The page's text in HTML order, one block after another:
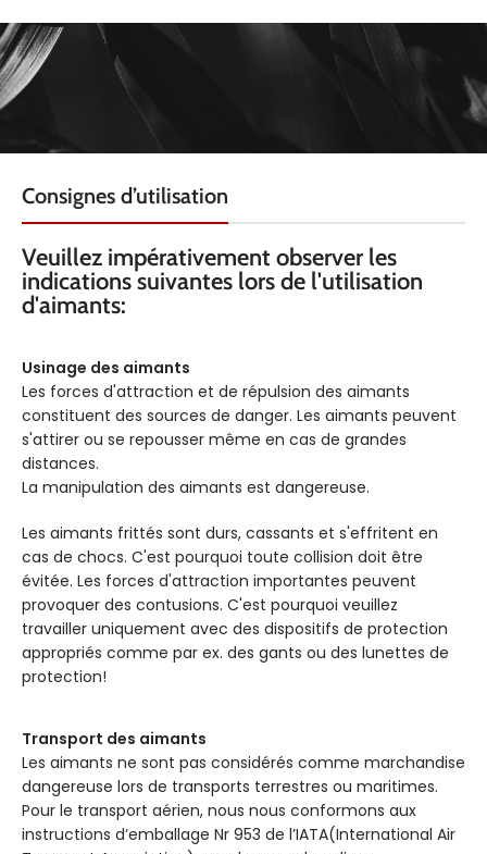
Consignes d’utilisation
Veuillez impérativement observer les
indications suivantes lors de l'utilisation
d'aimants:
Usinage des aimants
Les forces d'attraction et de répulsion des aimants
constituent des sources de danger. Les aimants peuvent
s'attirer ou se repousser même en cas de grandes
distances.
La manipulation des aimants est dangereuse.
Les aimants frittés sont durs, cassants et s'effritent en
cas de chocs. C'est pourquoi toute collision doit être
évitée. Les forces d'attraction importantes peuvent
provoquer des contusions. C'est pourquoi veuillez
travailler uniquement avec des dispositifs de protection
appropriés comme par ex. des gants ou des lunettes de
protection!
Transport des aimants
Les aimants ne sont pas considérés comme marchandise
dangereuse lors de transports terrestres ou maritimes.
Pour le transport aérien, nous nous conformons aux
instructions d’emballage Nr 953 de l’IATA(International Air